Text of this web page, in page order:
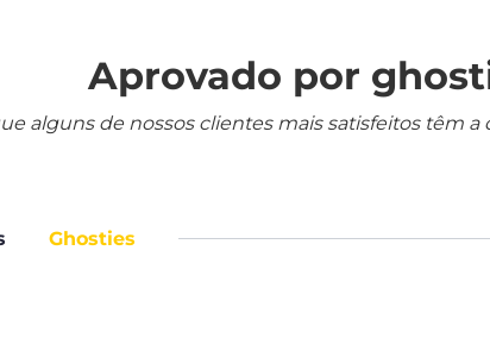
Aprovado por
alguns de nossos clientes mais satisfeitos têm
Ghosties